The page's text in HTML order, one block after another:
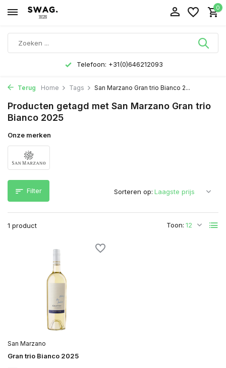
0
Telefoon: +31(0)646212093
Terug Home Tags San Marzano Gran trio Bianco 2...
Producten getagd met San Marzano Gran trio
Bianco 2025
Onze merken
Filter
1 product Toon:
Sorteren op:
San Marzano
Gran trio Bianco 2025